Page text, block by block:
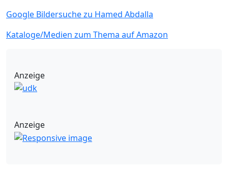
Google Bildersuche zu Hamed Abdalla
Kataloge/Medien zum Thema auf Amazon
Anzeige
Anzeige